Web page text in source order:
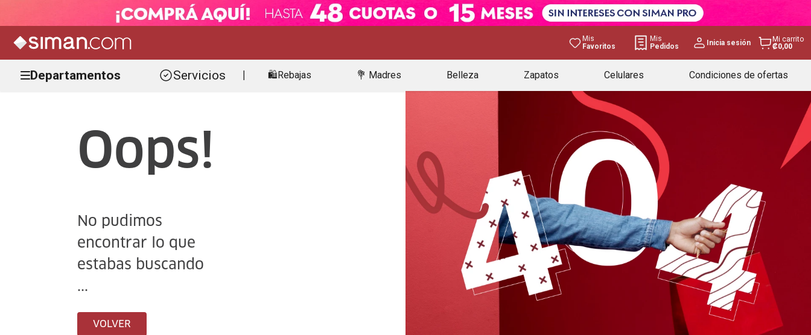
Mis
Favoritos
Mis
Pedidos
Inicia sesión
Mi carrito
₡0,00
Departamentos Servicios 🛍️Rebajas 💐 Madres Belleza Zapatos Celulares Condiciones de ofertas
Oops!
No pudimos
encontrar lo que
estabas buscando
...
VOLVER